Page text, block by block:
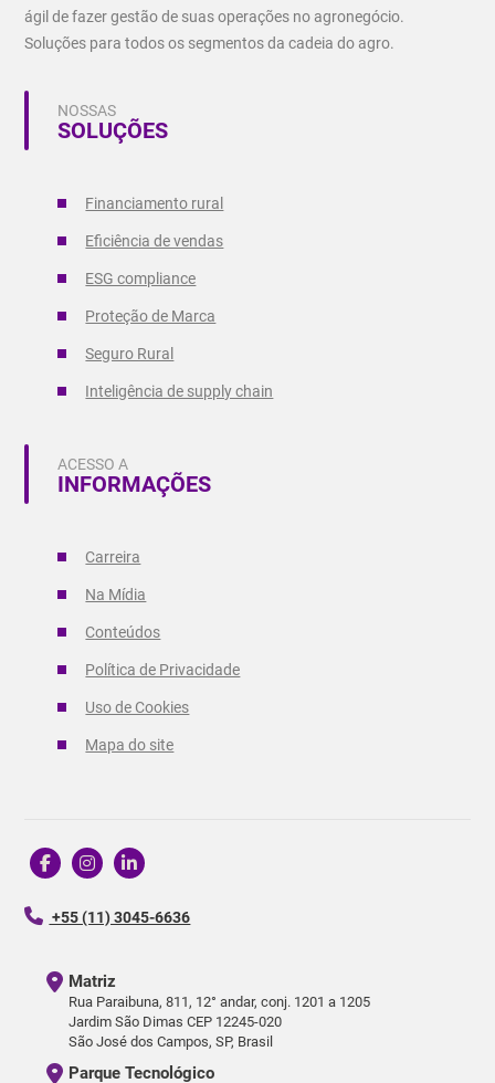
ágil de fazer gestão de suas operações no agronegócio.
Soluções para todos os segmentos da cadeia do agro.
NOSSAS
SOLUÇÕES
Financiamento rural
Eficiência de vendas
ESG compliance
Proteção de Marca
Seguro Rural
Inteligência de supply chain
ACESSO A
INFORMAÇÕES
Carreira
Na Mídia
Conteúdos
Política de Privacidade
Uso de Cookies
Mapa do site
+55 (11) 3045-6636
Matriz
Rua Paraibuna, 811, 12° andar, conj. 1201 a 1205
Jardim São Dimas CEP 12245-020
São José dos Campos, SP, Brasil
Parque Tecnológico